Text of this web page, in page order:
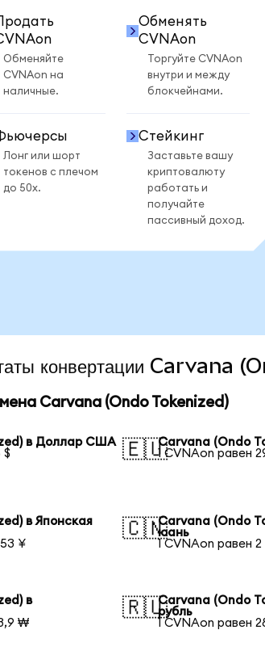
Обменяйте
CVNAon на
наличные.
Обменять
CVNAon
Торгуйте CVNAon
внутри и между
блокчейнами.
Лонг или шорт
токенов с плечом
до 50x.
Стейкинг
Заставьте вашу
криптовалюту
работать и
получайте
пассивный доход.
конвертации
Carvana (Ondo Tokenized)
в Доллар США
$
🇪🇺Carvana (Ondo
1 CVNAon равен
в Японская
¥
🇨🇳Carvana (Ondo
юань
1 CVNAon равен 2
в
₩
🇷🇺Carvana (Ondo
рубль
1 CVNAon равен